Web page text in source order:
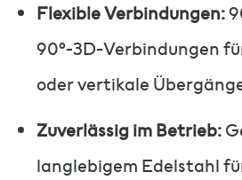
Flexible Verbindungen:
90°-3D-Verbindungen
oder vertikale
Zuverlässig im Betrieb:
langlebigem Edelstahl